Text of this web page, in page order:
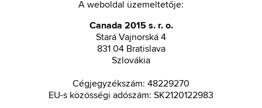
A weboldal üzemeltetője:
Canada 2015 s. r. o.
Stará Vajnorská 4
831 04 Bratislava
Szlovákia
Cégjegyzékszám: 48229270
EU-s közösségi adószám: SK2120122983